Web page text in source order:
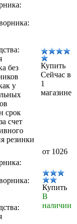
без
у
срок
счет
резинки
Купить
Сейчас в
1
магазине
от 1026
Купить
В
наличии